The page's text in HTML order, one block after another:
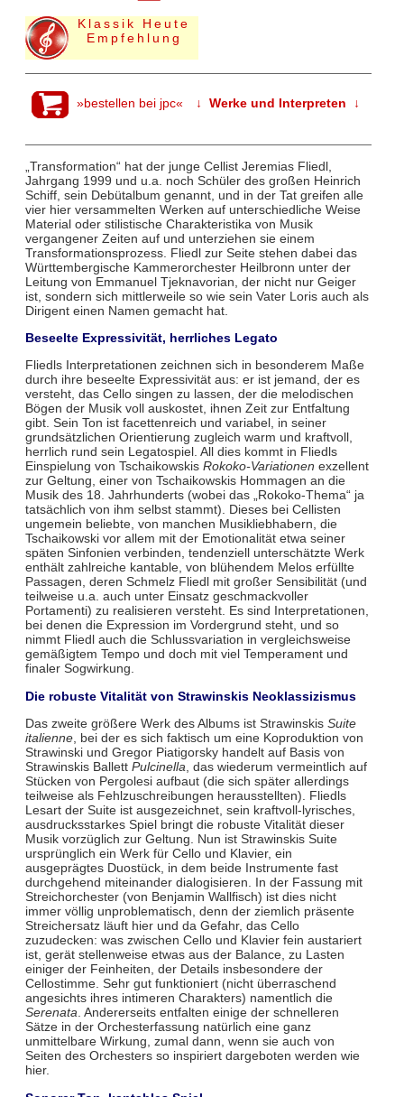
Klassik Heute
Empfehlung
»bestellen bei jpc« ↓ Werke und Interpreten ↓
„Transformation“ hat der junge Cellist Jeremias Fliedl,
Jahrgang 1999 und u.a. noch Schüler des großen Heinrich
Schiff, sein Debütalbum genannt, und in der Tat greifen alle
vier hier versammelten Werken auf unterschiedliche Weise
Material oder stilistische Charakteristika von Musik
vergangener Zeiten auf und unterziehen sie einem
Transformationsprozess. Fliedl zur Seite stehen dabei das
Württembergische Kammerorchester Heilbronn unter der
Leitung von Emmanuel Tjeknavorian, der nicht nur Geiger
ist, sondern sich mittlerweile so wie sein Vater Loris auch als
Dirigent einen Namen gemacht hat.
Beseelte Expressivität, herrliches Legato
Fliedls Interpretationen zeichnen sich in besonderem Maße
durch ihre beseelte Expressivität aus: er ist jemand, der es
versteht, das Cello singen zu lassen, der die melodischen
Bögen der Musik voll auskostet, ihnen Zeit zur Entfaltung
gibt. Sein Ton ist facettenreich und variabel, in seiner
grundsätzlichen Orientierung zugleich warm und kraftvoll,
herrlich rund sein Legatospiel. All dies kommt in Fliedls
Einspielung von Tschaikowskis Rokoko-Variationen exzellent
zur Geltung, einer von Tschaikowskis Hommagen an die
Musik des 18. Jahrhunderts (wobei das „Rokoko-Thema“ ja
tatsächlich von ihm selbst stammt). Dieses bei Cellisten
ungemein beliebte, von manchen Musikliebhabern, die
Tschaikowski vor allem mit der Emotionalität etwa seiner
späten Sinfonien verbinden, tendenziell unterschätzte Werk
enthält zahlreiche kantable, von blühendem Melos erfüllte
Passagen, deren Schmelz Fliedl mit großer Sensibilität (und
teilweise u.a. auch unter Einsatz geschmackvoller
Portamenti) zu realisieren versteht. Es sind Interpretationen,
bei denen die Expression im Vordergrund steht, und so
nimmt Fliedl auch die Schlussvariation in vergleichsweise
gemäßigtem Tempo und doch mit viel Temperament und
finaler Sogwirkung.
Die robuste Vitalität von Strawinskis Neoklassizismus
Das zweite größere Werk des Albums ist Strawinskis Suite
italienne, bei der es sich faktisch um eine Koproduktion von
Strawinski und Gregor Piatigorsky handelt auf Basis von
Strawinskis Ballett Pulcinella , das wiederum vermeintlich auf
Stücken von Pergolesi aufbaut (die sich später allerdings
teilweise als Fehlzuschreibungen herausstellten). Fliedls
Lesart der Suite ist ausgezeichnet, sein kraftvoll-lyrisches,
ausdrucksstarkes Spiel bringt die robuste Vitalität dieser
Musik vorzüglich zur Geltung. Nun ist Strawinskis Suite
ursprünglich ein Werk für Cello und Klavier, ein
ausgeprägtes Duostück, in dem beide Instrumente fast
durchgehend miteinander dialogisieren. In der Fassung mit
Streichorchester (von Benjamin Wallfisch) ist dies nicht
immer völlig unproblematisch, denn der ziemlich präsente
Streichersatz läuft hier und da Gefahr, das Cello
zuzudecken: was zwischen Cello und Klavier fein austariert
ist, gerät stellenweise etwas aus der Balance, zu Lasten
einiger der Feinheiten, der Details insbesondere der
Cellostimme. Sehr gut funktioniert (nicht überraschend
angesichts ihres intimeren Charakters) namentlich die
Serenata . Andererseits entfalten einige der schnelleren
Sätze in der Orchesterfassung natürlich eine ganz
unmittelbare Wirkung, zumal dann, wenn sie auch von
Seiten des Orchesters so inspiriert dargeboten werden wie
hier.